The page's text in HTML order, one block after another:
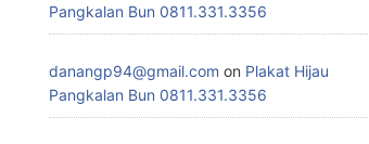
Pangkalan Bun 0811.331.3356
danangp94@gmail.com on Plakat Hijau
Pangkalan Bun 0811.331.3356